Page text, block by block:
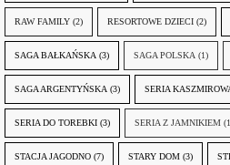
RAW FAMILY (2) RESORTOWE DZIECI (2)
SAGA BAŁKAŃSKA (3) SAGA POLSKA (1)
SAGA ARGENTYŃSKA (3) SERIA
SERIA DO TOREBKI (3) SERIA Z JAMNIKIEM
STACJA JAGODNO (7) STARY DOM (3)